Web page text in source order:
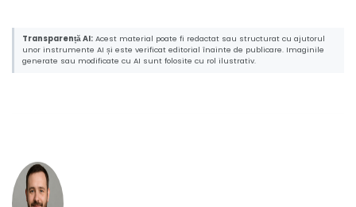
Transparență AI: Acest material poate fi redactat sau structurat cu ajutorul
unor instrumente AI și este verificat editorial înainte de publicare. Imaginile
generate sau modificate cu AI sunt folosite cu rol ilustrativ.